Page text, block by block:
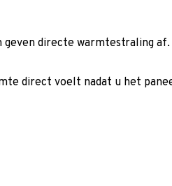
directe warmtestraling
direct voelt nadat u het